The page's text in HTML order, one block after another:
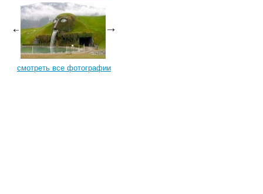
смотреть все фотографии